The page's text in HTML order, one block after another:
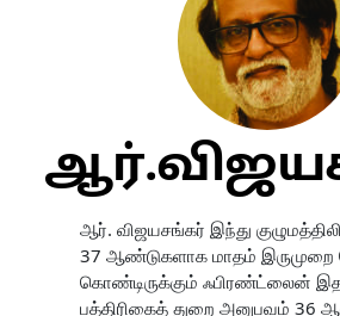
ஆர். விஜயசங்கர் இந்து
37 ஆண்டுகளாக மாதம் இருமுறை
கொண்டிருக்கும் ஃபிரண்ட்லைன்
பத்திரிகைத் துறை அனுபவம் 36